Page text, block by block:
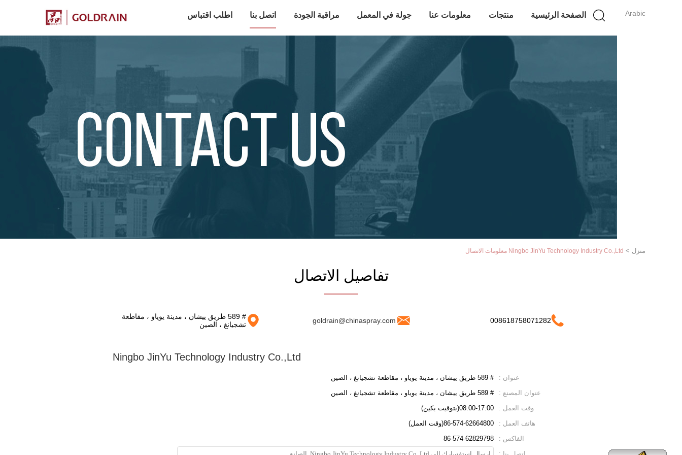
Arabic الصفحة الرئيسية منتجات معلومات عنا جولة في المعمل مراقبة الجودة اتصل بنا اطلب اقتباس
منزل > Ningbo JinYu Technology Industry Co.,Ltd معلومات الاتصال
تفاصيل الاتصال
008618758071282
goldrain@chinaspray.com
# 589 طريق ييشان ، مدينة يوياو ، مقاطعة
تشجيانغ ، الصين
Ningbo JinYu Technology Industry Co.,Ltd
عنوان :
# 589 طريق ييشان ، مدينة يوياو ، مقاطعة تشجيانغ ، الصين
عنوان المصنع :
# 589 طريق ييشان ، مدينة يوياو ، مقاطعة تشجيانغ ، الصين
وقت العمل :
08:00-17:00(بتوقيت بكين)
هاتف العمل :
86-574-62664800(وقت العمل)
الفاكس :
86-574-62829798